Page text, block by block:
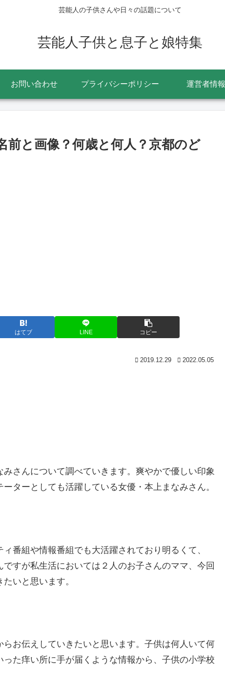
芸能人の子供さんや日々の話題について
芸能人子供と息子と娘特集
お問い合わせ プライバシーポリシー 運営者情報
前と画像？何歳と何人？京都のど
はてブ LINE コピー
2019.12.29 2022.05.05
さんについて調べていきます。爽やかで優しい印象
ターとしても活躍している女優・本上まなみさん。
番組や情報番組でも大活躍されており明るくて、
すが私生活においては２人のお子さんのママ、今回
いと思います。
お伝えしていきたいと思います。子供は何人いて何
た痒い所に手が届くような情報から、子供の小学校